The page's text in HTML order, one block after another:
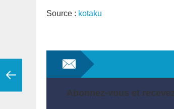
Source : kotaku
Abonnez-vous et